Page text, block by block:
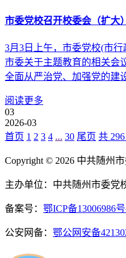
市委党校召开校委会（扩大
3月3日上午，市委党校(市
市委关于主题教育的相关
全面从严治党、加强党的建
阅读更多
03
2026-03
首页 1 2 3 4 ... 30 尾页 共
Copyright © 2026 中共随州
主办单位：中共随州市委党
备案号： 鄂ICP备13006986
公安网备： 鄂公网安备